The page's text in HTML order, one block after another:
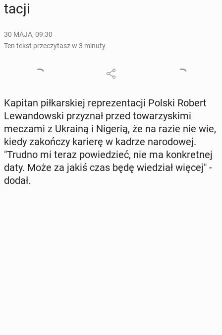
ta­cji
30 MAJA, 09:30
Ten tekst przeczytasz w 3 minuty
Kapitan pił­kar­skiej re­pre­zen­ta­cji Polski Robert
Le­wan­dow­ski przy­znał przed to­wa­rzy­ski­mi
meczami z Ukrainą i Nigerią, że na razie nie wie,
kiedy za­koń­czy karierę w kadrze na­ro­do­wej.
"Trudno mi teraz po­wie­dzieć, nie ma kon­kret­nej
daty. Może za jakiś czas będę wie­dział więcej" -
dodał.